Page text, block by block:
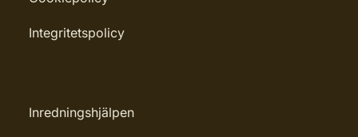
Integritetspolicy
Inredningshjälpen